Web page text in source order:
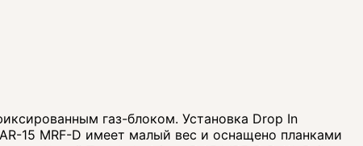
газ-блоком. Установка Drop In
15 MRF-D имеет малый вес и оснащено планками